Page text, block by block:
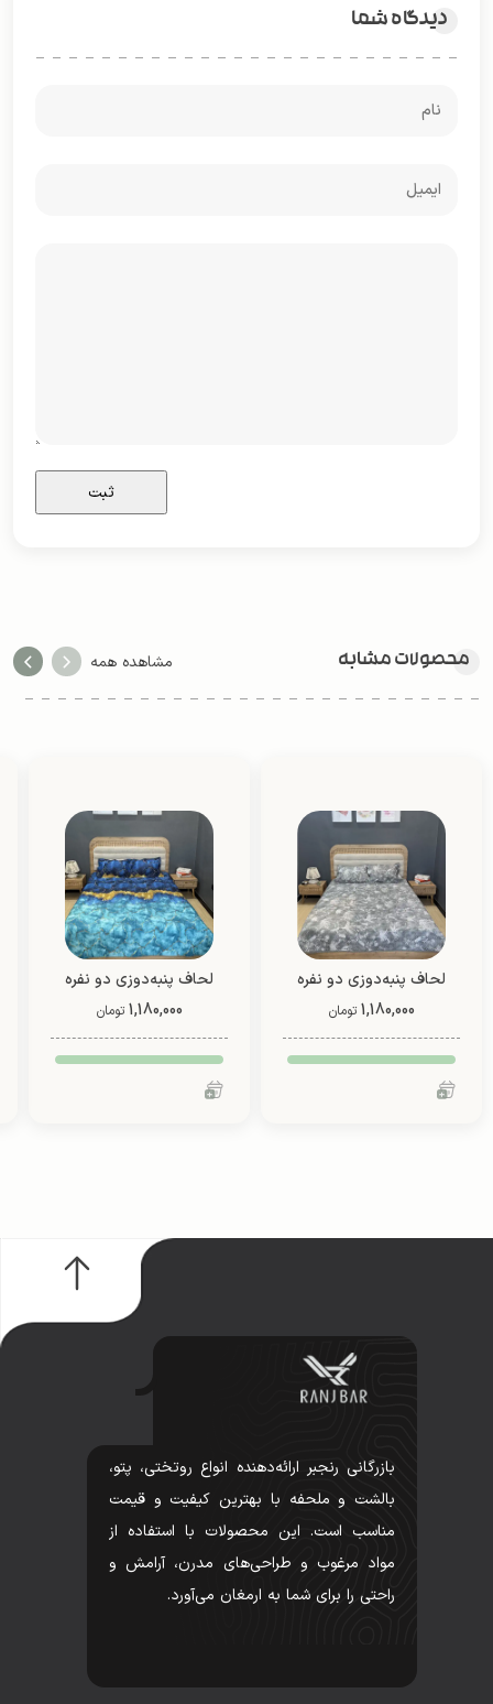
دیدگاه شما
محصولات مشابه مشاهده همه
لحاف پنبه‌دوزی دو نفره
دو رو (طرح 3)
1,180,000 تومان
لحاف پنبه‌دوزی دو نفره
دو رو (طرح 8)
1,180,000 تومان
بازرگانی رنجبر ارائه‌دهنده انواع روتختی، پتو،
بالشت و ملحفه با بهترین کیفیت و قیمت
مناسب است. این محصولات با استفاده از
مواد مرغوب و طراحی‌های مدرن، آرامش و
راحتی را برای شما به ارمغان می‌آورد.